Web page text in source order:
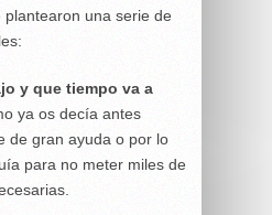
plantearon una serie de
y que tiempo va a
ya os decía antes
de gran ayuda o por lo
para no meter miles de